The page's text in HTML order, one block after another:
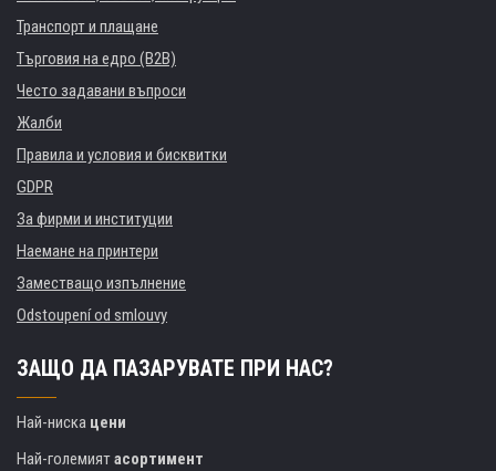
Транспорт и плащане
Търговия на едро (B2B)
Често задавани въпроси
Жалби
Правила и условия и бисквитки
GDPR
За фирми и институции
Наемане на принтери
Заместващо изпълнение
Odstoupení od smlouvy
ЗАЩО ДА ПАЗАРУВАТЕ ПРИ НАС?
Най-ниска цени
Най-големиятасортимент